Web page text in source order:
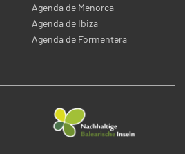
Agenda de Menorca
Agenda de Ibiza
Agenda de Formentera